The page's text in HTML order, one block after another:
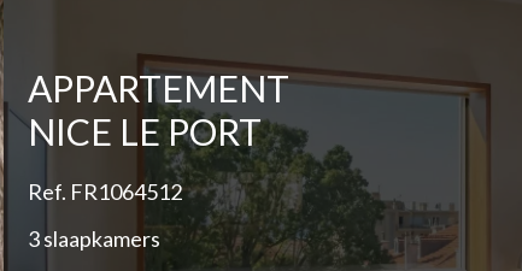
APPARTEMENT
NICE LE PORT
Ref. FR1064512
3 slaapkamers